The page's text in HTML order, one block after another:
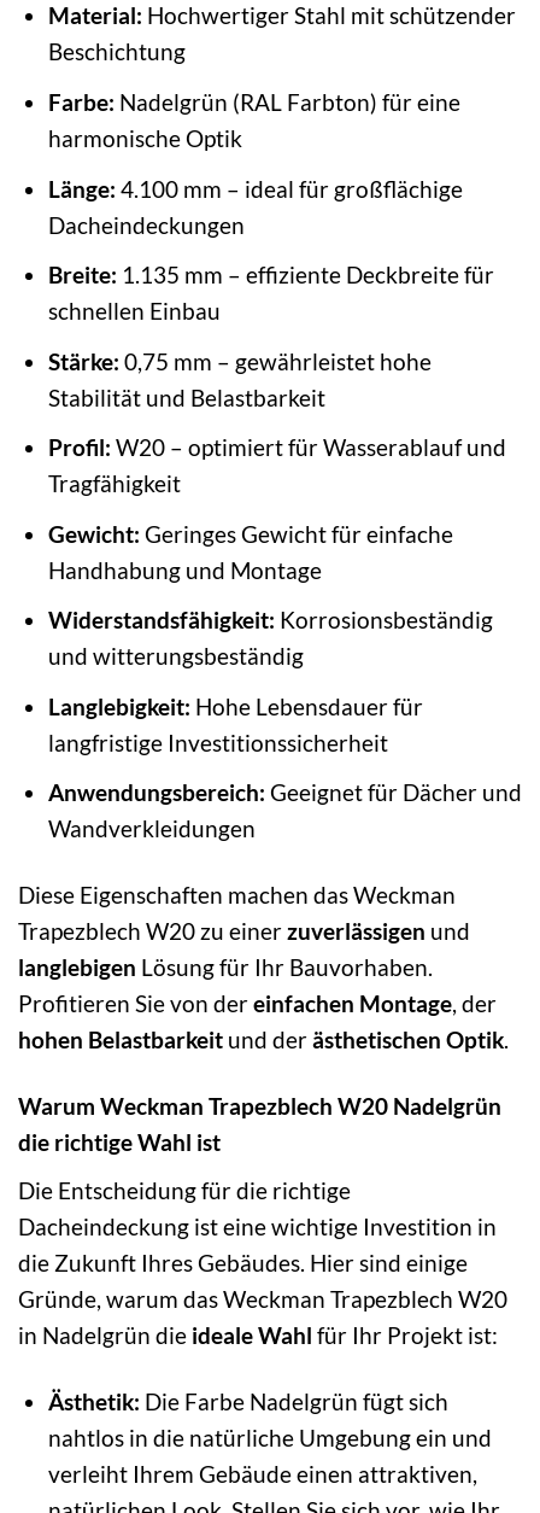
Material: Hochwertiger Stahl mit schützender
Beschichtung
Farbe: Nadelgrün (RAL Farbton) für eine
harmonische Optik
Länge: 4.100 mm – ideal für großflächige
Dacheindeckungen
Breite: 1.135 mm – effiziente Deckbreite für
schnellen Einbau
Stärke: 0,75 mm – gewährleistet hohe
Stabilität und Belastbarkeit
Profil: W20 – optimiert für Wasserablauf und
Tragfähigkeit
Gewicht: Geringes Gewicht für einfache
Handhabung und Montage
Widerstandsfähigkeit: Korrosionsbeständig
und witterungsbeständig
Langlebigkeit: Hohe Lebensdauer für
langfristige Investitionssicherheit
Anwendungsbereich: Geeignet für Dächer und
Wandverkleidungen
Diese Eigenschaften machen das Weckman
Trapezblech W20 zu einerzuverlässigen und
langlebigen Lösung für Ihr Bauvorhaben.
Profitieren Sie von dereinfachen Montage, der
hohen Belastbarkeit und derästhetischen Optik.
Warum Weckman Trapezblech W20 Nadelgrün
die richtige Wahl ist
Die Entscheidung für die richtige
Dacheindeckung ist eine wichtige Investition in
die Zukunft Ihres Gebäudes. Hier sind einige
Gründe, warum das Weckman Trapezblech W20
in Nadelgrün die ideale Wahl für Ihr Projekt ist:
Ästhetik: Die Farbe Nadelgrün fügt sich
nahtlos in die natürliche Umgebung ein und
verleiht Ihrem Gebäude einen attraktiven,